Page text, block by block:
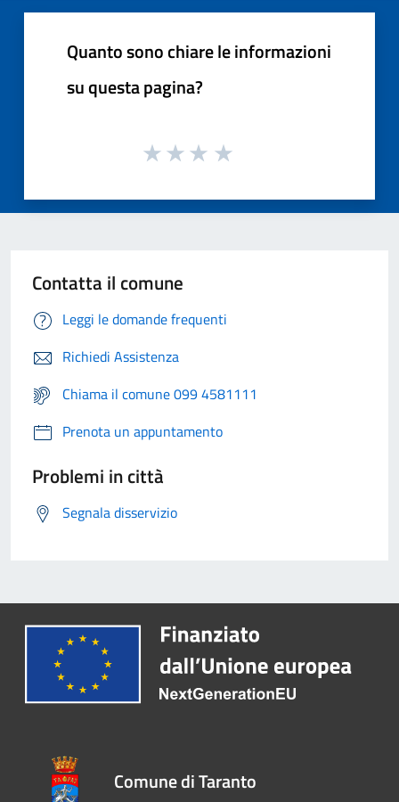
Quanto sono chiare le informazioni
su questa pagina?
Contatta il comune
Leggi le domande frequenti
Richiedi Assistenza
Chiama il comune 099 4581111
Prenota un appuntamento
Problemi in città
Segnala disservizio
Comune di Taranto